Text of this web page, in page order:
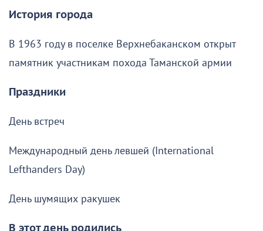
История города
В 1963 году в поселке Верхнебаканском открыт
памятник участникам похода Таманской армии
Праздники
День встреч
Международный день левшей (International
Lefthanders Day)
День шумящих ракушек
В этот день родились